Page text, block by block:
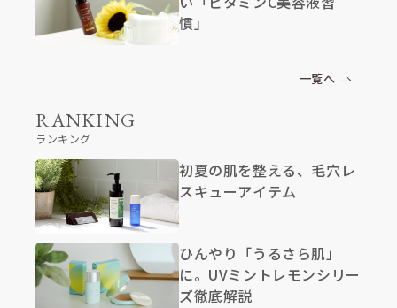
慣」
一覧へ
RANKING
ランキング
初夏の肌を整える、毛穴レ
スキューアイテム
ひんやり「うるさら肌」
に。UVミントレモンシリー
ズ徹底解説